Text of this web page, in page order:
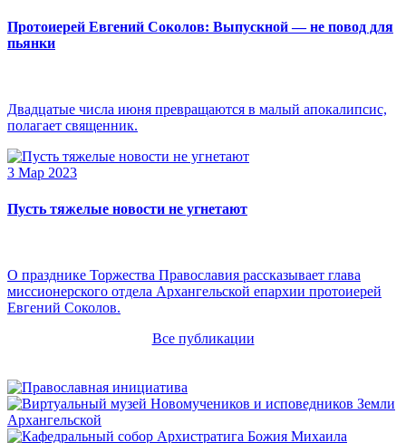
Протоиерей Евгений Соколов: Выпускной — не повод для
пьянки
Двадцатые числа июня превращаются в малый апокалипсис,
полагает священник.
3 Мар 2023
Пусть тяжелые новости не угнетают
О празднике Торжества Православия рассказывает глава
миссионерского отдела Архангельской епархии протоиерей
Евгений Соколов.
Все публикации